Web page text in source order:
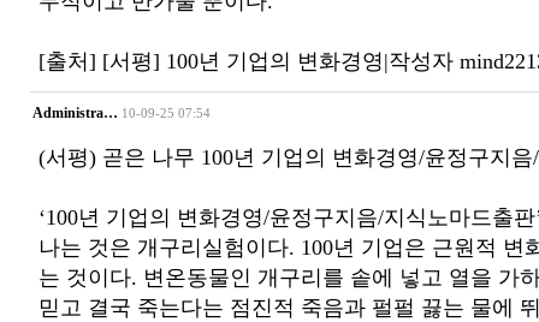
[출처] [서평] 100년 기업의 변화경영|작성자
Administra… 10-09-25 07:54
(서평) 곧은 나무 100년 기업의 변화경영/윤정구지
‘100년 기업의 변화경영/윤정구지음/지식노마드출
나는 것은 개구리실험이다. 100년 기업은 근원적 변
는 것이다. 변온동물인 개구리를 솥에 넣고 열을 가
믿고 결국 죽는다는 점진적 죽음과 펄펄 끓는 물에